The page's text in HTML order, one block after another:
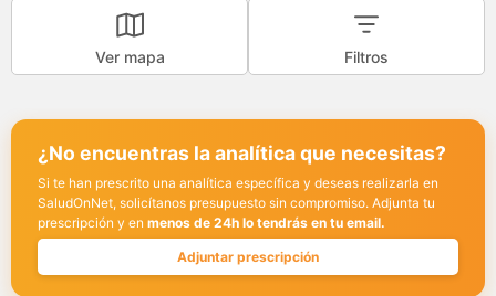
Ver mapa Filtros
¿No encuentras la analítica que necesitas?
Si te han prescrito una analítica específica y deseas realizarla en
SaludOnNet, solicítanos presupuesto sin compromiso. Adjunta tu
prescripción y en menos de 24h lo tendrás en tu email.
Adjuntar prescripción